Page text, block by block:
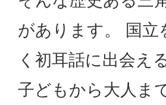
があります。 国
く初耳話に出会え
子どもから大人ま